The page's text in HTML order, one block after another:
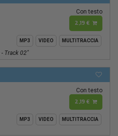
Con testo
2,19 €
MP3 VIDEO MULTITRACCIA
- Track 02"
Con testo
2,19 €
MP3 VIDEO MULTITRACCIA